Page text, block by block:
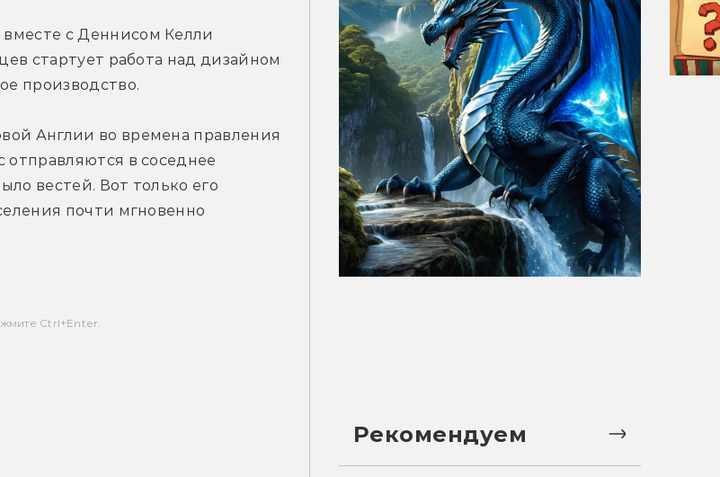
с Деннисом Келли
стартует работа над дизайном
производство.
Англии во времена правления
в соседнее
вестей. Вот только его
почти мгновенно
Ctrl+Enter.
Рекомендуем